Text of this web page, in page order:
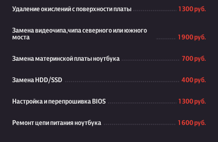
Удаление окислений с поверхности платы 1 300 руб.
Замена видеочипа,чипа северного или южного
моста
1 900 руб.
Замена материнской платы ноутбука 700 руб.
Замена HDD/SSD 400 руб.
Настройка и перепрошивка BIOS 1 300 руб.
Ремонт цепи питания ноутбука 1 600 руб.